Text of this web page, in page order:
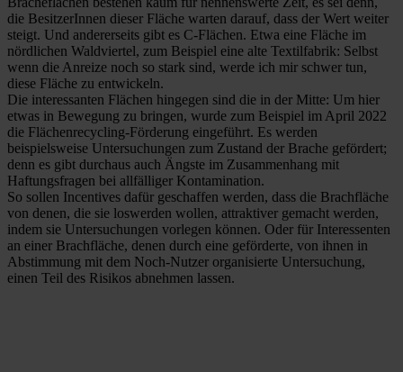
die BesitzerInnen dieser Fläche warten darauf, dass der Wert weiter
steigt. Und andererseits gibt es C-Flächen. Etwa eine Fläche im
nördlichen Waldviertel, zum Beispiel eine alte Textilfabrik: Selbst
wenn die Anreize noch so stark sind, werde ich mir schwer tun,
diese Fläche zu entwickeln.
Die interessanten Flächen hingegen sind die in der Mitte: Um hier
etwas in Bewegung zu bringen, wurde zum Beispiel im April 2022
die Flächenrecycling-Förderung eingeführt. Es werden
beispielsweise Untersuchungen zum Zustand der Brache gefördert;
denn es gibt durchaus auch Ängste im Zusammenhang mit
Haftungsfragen bei allfälliger Kontamination.
So sollen Incentives dafür geschaffen werden, dass die Brachfläche
von denen, die sie loswerden wollen, attraktiver gemacht werden,
indem sie Untersuchungen vorlegen können. Oder für Interessenten
an einer Brachfläche, denen durch eine geförderte, von ihnen in
Abstimmung mit dem Noch-Nutzer organisierte Untersuchung,
einen Teil des Risikos abnehmen lassen.